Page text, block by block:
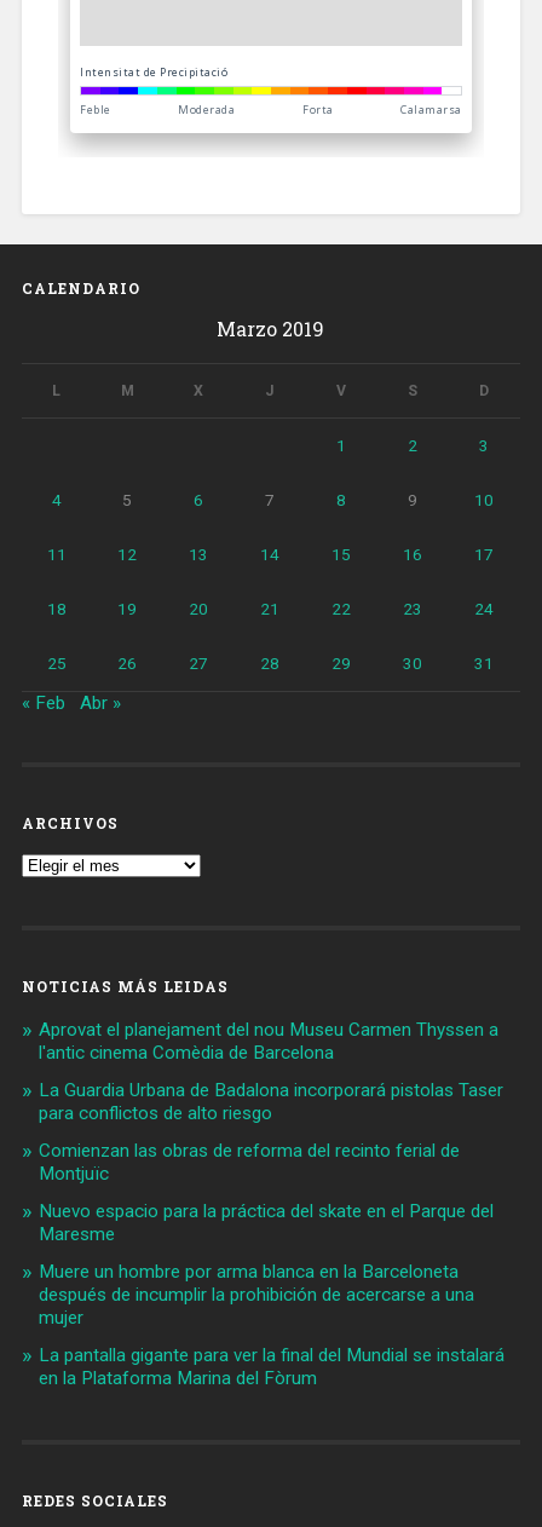
CALENDARIO
Marzo 2019
L M X J V S D
1 2 3
4 5 6 7 8 9 10
11 12 13 14 15 16 17
18 19 20 21 22 23 24
25 26 27 28 29 30 31
« Feb Abr »
ARCHIVOS
Archivos
NOTICIAS MÁS LEIDAS
Aprovat el planejament del nou Museu Carmen Thyssen a
l'antic cinema Comèdia de Barcelona
La Guardia Urbana de Badalona incorporará pistolas Taser
para conflictos de alto riesgo
Comienzan las obras de reforma del recinto ferial de
Montjuïc
Nuevo espacio para la práctica del skate en el Parque del
Maresme
Muere un hombre por arma blanca en la Barceloneta
después de incumplir la prohibición de acercarse a una
mujer
La pantalla gigante para ver la final del Mundial se instalará
en la Plataforma Marina del Fòrum
REDES SOCIALES